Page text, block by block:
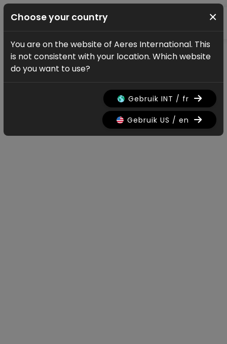
Nouvelles mise à jour
Actus & mises à jour
Nieuws Promo History
Choose your country ×
You are on the website of Aeres International. This
is not consistent with your location. Which website
do you want to use?
Gebruik INT / fr
Gebruik US / en